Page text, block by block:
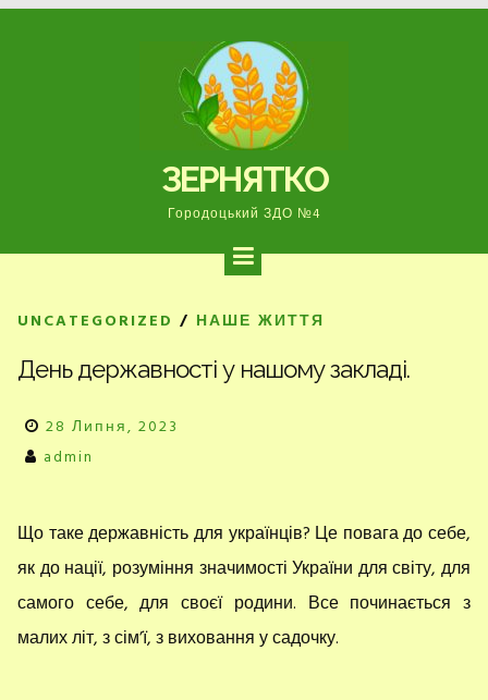
ЗЕРНЯТКО
Городоцький ЗДО №4
UNCATEGORIZED / НАШЕ ЖИТТЯ
День державності у нашому закладі.
28 Липня, 2023
admin
Що таке державність для українців? Це повага до себе,
як до нації, розуміння значимості України для світу, для
самого себе, для своєї родини. Все починається з
малих літ, з сім’ї, з виховання у садочку.